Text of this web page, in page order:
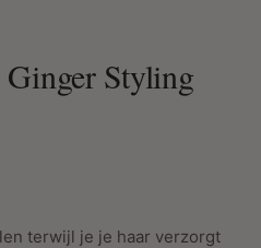
Styling
terwijl je je haar verzorgt